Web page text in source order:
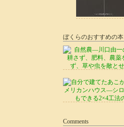
ぼくらのおすすめの本
Comments